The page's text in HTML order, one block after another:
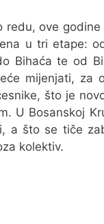
redu, ove
u tri etape:
Bihaća te od
mijenjati, za
što je
U Bosanskoj
a što se tiče
kolektiv.